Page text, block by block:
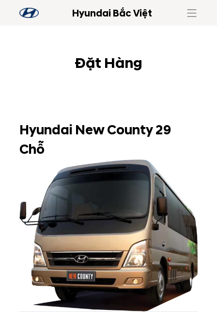
Hyundai Bắc Việt
Đặt Hàng
Hyundai New County 29
Chỗ